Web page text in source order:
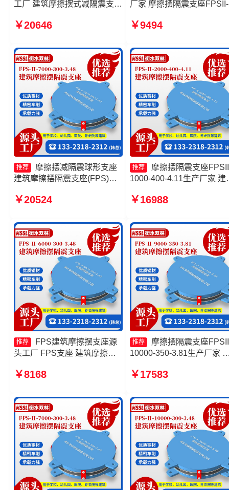
工厂 建筑摩擦摆式减隔震支座
400-4.11 摩擦滑移隔震支座
￥20646
厂家 摩擦摆隔震支座FPSII-
震支座(FPS)生产厂家 摩擦
3.81
￥9494
推荐
摩擦摆减隔震球形支座
建筑摩擦摆隔震支座(FPS)生
厂家 摩擦摆隔震支座FPSII-
￥20524
推荐
摩擦摆隔震支座
1000-400-4.11生产厂家 建
震支座FPSII-8000-300-
400-4.11
￥16988
推荐
FPS建筑摩擦摆支座源
头工厂 FPS支座 建筑摩擦隔
支座FPSII-1000-400-4.11
￥8168
推荐
摩擦摆隔震支座
10000-350-3.81生产厂家
300-3.48 FPS摩擦摆支座
6000-300-3.48源头工厂
￥17583